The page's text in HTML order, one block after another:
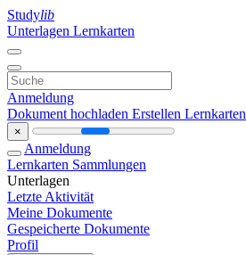
Studylib
Unterlagen Lernkarten
Anmeldung
Dokument hochladen Erstellen Lernkarten
×
Anmeldung
Lernkarten Sammlungen
Unterlagen
Letzte Aktivität
Meine Dokumente
Gespeicherte Dokumente
Profil